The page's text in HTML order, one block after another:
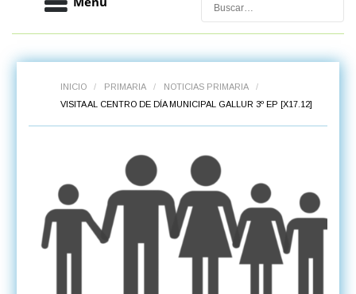
INICIO / PRIMARIA / NOTICIAS PRIMARIA
/
VISITA AL CENTRO DE DÍA MUNICIPAL GALLUR 3º EP [X17.12]